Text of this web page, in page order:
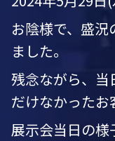
お陰様で、盛
ました。
残念ながら、当
だけなかったお
展示会当日の様